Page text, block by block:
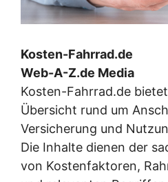
Kosten-Fahrrad.de
Web-A-Z.de Media
Kosten-Fahrrad.de
Übersicht rund um
Versicherung und
Die Inhalte dienen der
von Kostenfaktoren,